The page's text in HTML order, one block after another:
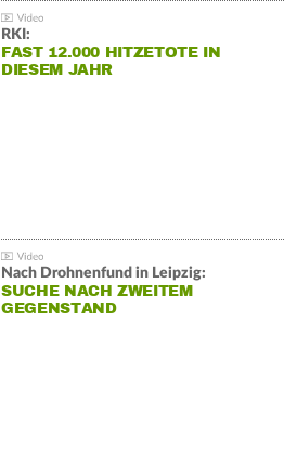
RKI:
FAST 12.000 HITZETOTE IN
DIESEM JAHR
Nach Drohnenfund in Leipzig:
SUCHE NACH ZWEITEM
GEGENSTAND